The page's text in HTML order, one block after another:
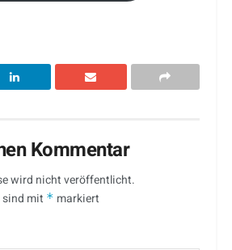
Kommentar
wird nicht veröffentlicht.
sind mit * markiert